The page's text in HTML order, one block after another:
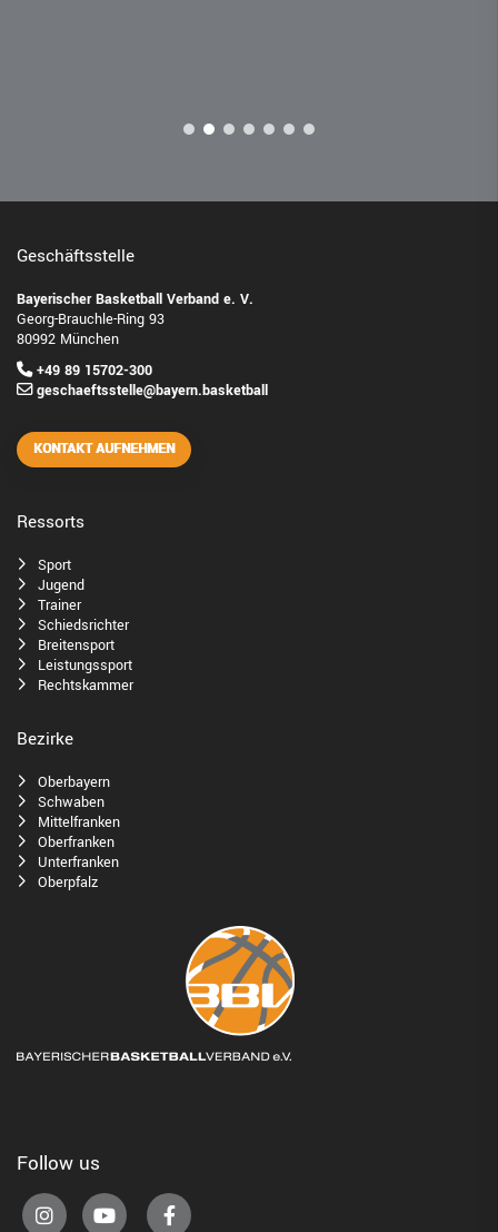
Geschäftsstelle
Bayerischer Basketball Verband e. V.
Georg-Brauchle-Ring 93
80992 München
+49 89 15702-300
geschaeftsstelle@bayern.basketball
KONTAKT AUFNEHMEN
Ressorts
Sport
Jugend
Trainer
Schiedsrichter
Breitensport
Leistungssport
Rechtskammer
Bezirke
Oberbayern
Schwaben
Mittelfranken
Oberfranken
Unterfranken
Oberpfalz
Follow us